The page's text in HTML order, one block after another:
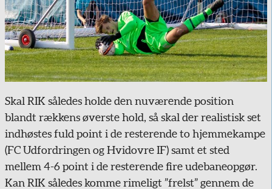
Skal RIK således holde den nuværende position
blandt rækkens øverste hold, så skal der realistisk set
indhøstes fuld point i de resterende to hjemmekampe
(FC Udfordringen og Hvidovre IF) samt et sted
mellem 4-6 point i de resterende fire udebaneopgør.
Kan RIK således komme rimeligt ”frelst” gennem de